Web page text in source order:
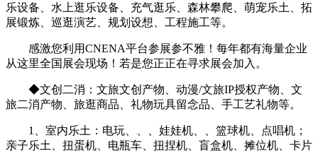
乐设备、水上逛乐设备、充气逛乐、森林攀爬、萌宠乐土、拓
展锻炼、巡逛演艺、规划设想、工程施工等。
感激您利用CNENA平台参展参不雅！每年都有海量企业
从这里全国展会现场！若是您正正在寻求展会加入。
◆文创二消：文旅文创产物、动漫/文旅IP授权产物、文
旅二消产物、旅逛商品、礼物玩具留念品、手工艺礼物等。
1、室内乐土：电玩、、、娃娃机、、篮球机、点唱机；
亲子乐土、扭蛋机、电瓶车、扭捏机、盲盒机、摊位机、卡片